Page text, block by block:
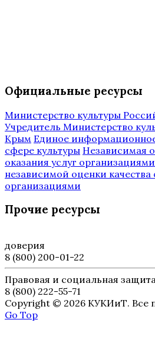
Официальные ресурсы
Министерство культуры
Учредитель Министерство
Крым Единое
сфере культуры Независимая
оказания услуг
независимой оценки качества
организациями
Прочие ресурсы
доверия
8 (800) 200-01-22
Правовая и социальная
8 (800) 222-55-71
Copyright © 2026 КУКИиТ. Все
Go Top